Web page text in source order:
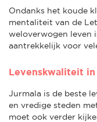
Ondanks het koude
mentaliteit van de
weloverwogen leven
aantrekkelijk voor
Levenskwaliteit in
Jurmala is de beste
en vredige steden
moet ook verder